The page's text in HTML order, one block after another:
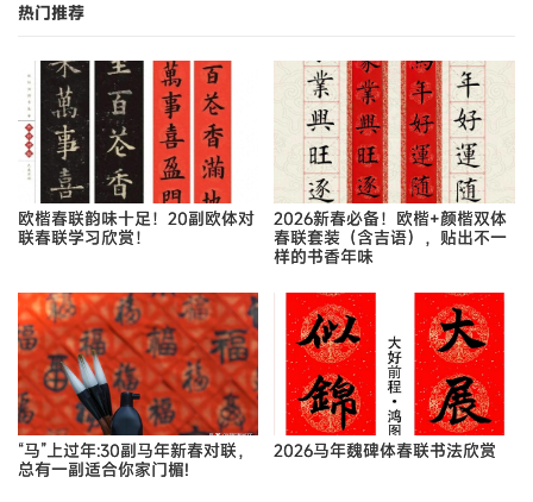
热门推荐
欧楷春联韵味十足！20副欧体对
联春联学习欣赏！
2026新春必备！欧楷+颜楷双体
春联套装（含吉语），贴出不一
样的书香年味
“马”上过年:30副马年新春对联，
总有一副适合你家门楣!
2026马年魏碑体春联书法欣赏